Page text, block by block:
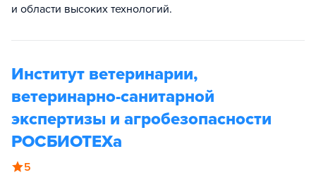
и области высоких технологий.
Институт ветеринарии,
ветеринарно-санитарной
экспертизы и агробезопасности
РОСБИОТЕХа
5